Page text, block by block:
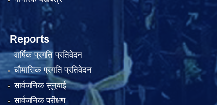
Reports
वार्षिक प्रगति प्रतिवेदन
चौमासिक प्रगति प्रतिवेदन
सार्वजनिक सुनुवाई
सार्वजनिक परीक्षण